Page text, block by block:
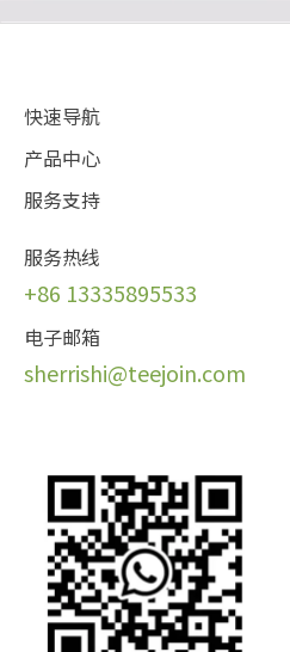
快速导航
产品中心
服务支持
服务热线
+86 13335895533
电子邮箱
sherrishi@teejoin.com